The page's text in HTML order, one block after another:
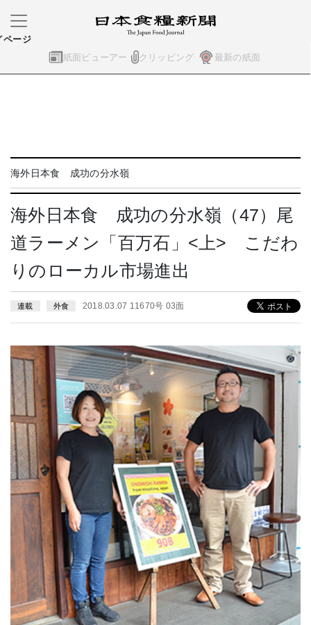
紙面ビューアー クリッピング 最新の紙面
ページ
海外日本食 成功の分水嶺
海外日本食 成功の分水嶺（47）尾
道ラーメン「百万石」<上> こだわ
りのローカル市場進出
連載 外食 2018.03.07 11670号 03面